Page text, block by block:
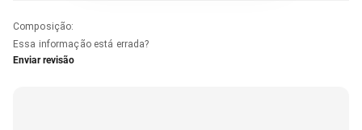
Composição:
Essa informação está errada?
Enviar revisão